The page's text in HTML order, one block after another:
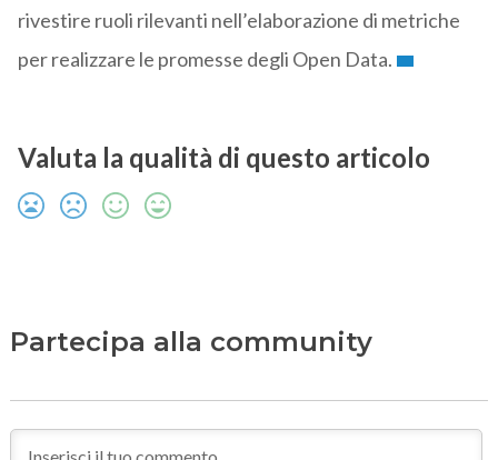
rivestire ruoli rilevanti nell’elaborazione di metriche
per realizzare le promesse degli Open Data.
Valuta la qualità di questo articolo
Partecipa alla community